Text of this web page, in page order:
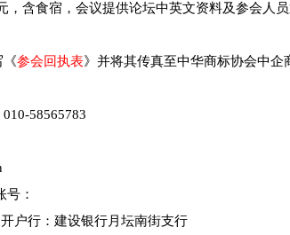
含食宿，会议提供论坛中英文资料及参会人员
《参会回执表》并将其传真至中华商标协会中企
58565783
：
户行：建设银行月坛南街支行